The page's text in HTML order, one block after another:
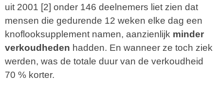
uit 2001 [2] onder 146 deelnemers liet zien dat
mensen die gedurende 12 weken elke dag een
knoflooksupplement namen, aanzienlijk minder
verkoudheden hadden. En wanneer ze toch ziek
werden, was de totale duur van de verkoudheid
70 % korter.